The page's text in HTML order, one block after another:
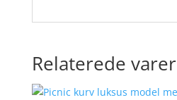
Relaterede varer